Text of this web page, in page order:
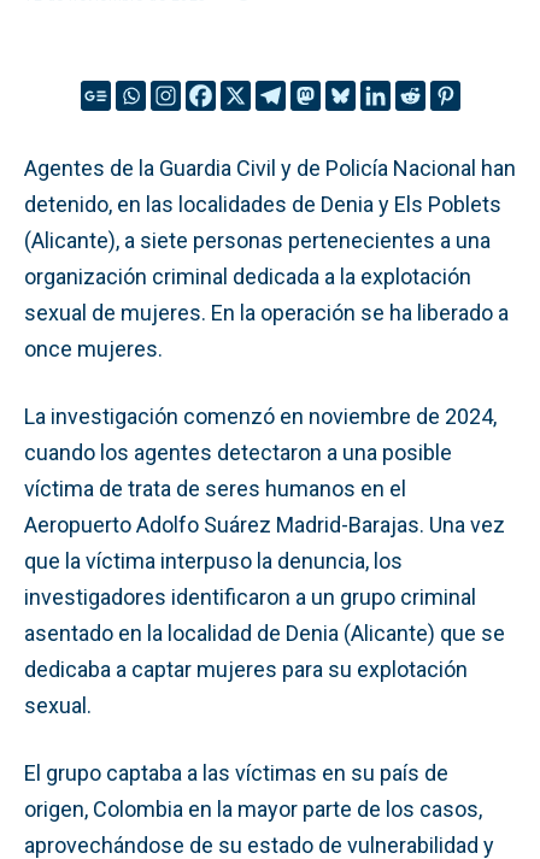
Agentes de la Guardia Civil y de Policía Nacional han
detenido, en las localidades de Denia y Els Poblets
(Alicante), a siete personas pertenecientes a una
organización criminal dedicada a la explotación
sexual de mujeres. En la operación se ha liberado a
once mujeres.
La investigación comenzó en noviembre de 2024,
cuando los agentes detectaron a una posible
víctima de trata de seres humanos en el
Aeropuerto Adolfo Suárez Madrid-Barajas. Una vez
que la víctima interpuso la denuncia, los
investigadores identificaron a un grupo criminal
asentado en la localidad de Denia (Alicante) que se
dedicaba a captar mujeres para su explotación
sexual.
El grupo captaba a las víctimas en su país de
origen, Colombia en la mayor parte de los casos,
aprovechándose de su estado de vulnerabilidad y